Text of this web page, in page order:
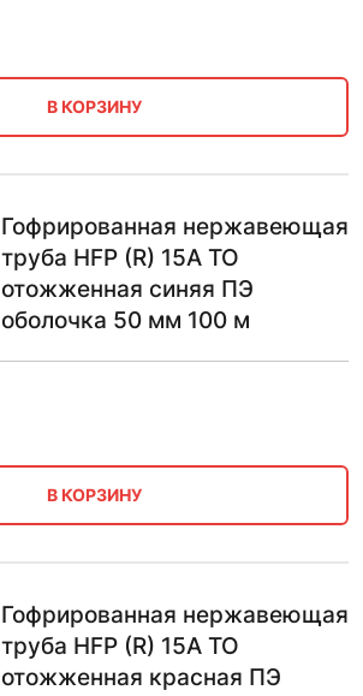
В КОРЗИНУ
Гофрированная нержавеющая
труба HFP (R) 15A ТО
отожженная синяя ПЭ
оболочка 50 мм 100 м
В КОРЗИНУ
Гофрированная нержавеющая
труба HFP (R) 15A ТО
отожженная красная ПЭ